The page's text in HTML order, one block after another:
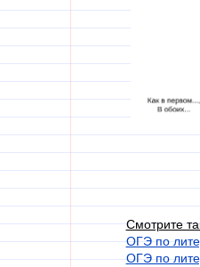
Смотрите
ОГЭ по
ОГЭ по